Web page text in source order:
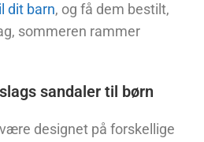
dit barn, og få dem bestilt,
sommeren rammer
sandaler til børn
designet på forskellige